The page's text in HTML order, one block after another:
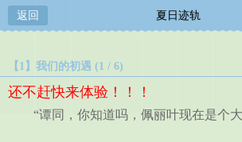
返回 夏日迹轨
【1】我们的初遇 (1 / 6)
还不赶快来体验！！！
“谭同，你知道吗，佩丽叶现在是个大